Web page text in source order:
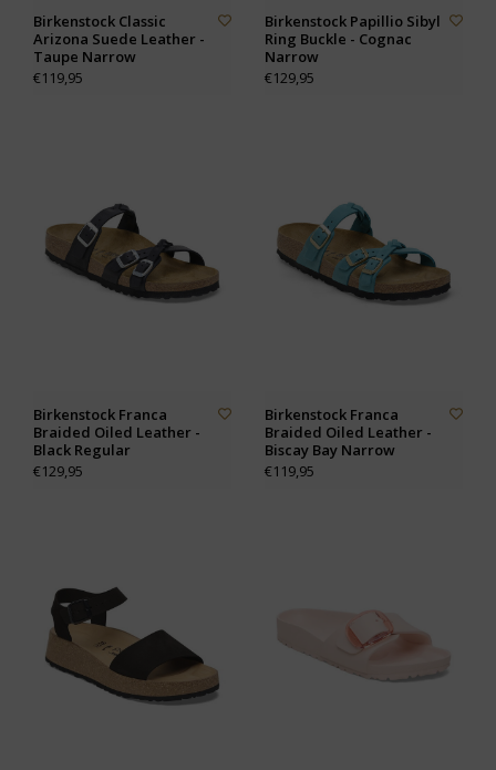
Birkenstock Classic
Arizona Suede Leather -
Taupe Narrow
€119,95
Birkenstock Papillio Sibyl
Ring Buckle - Cognac
Narrow
€129,95
Birkenstock Franca
Braided Oiled Leather -
Black Regular
€129,95
Birkenstock Franca
Braided Oiled Leather -
Biscay Bay Narrow
€119,95